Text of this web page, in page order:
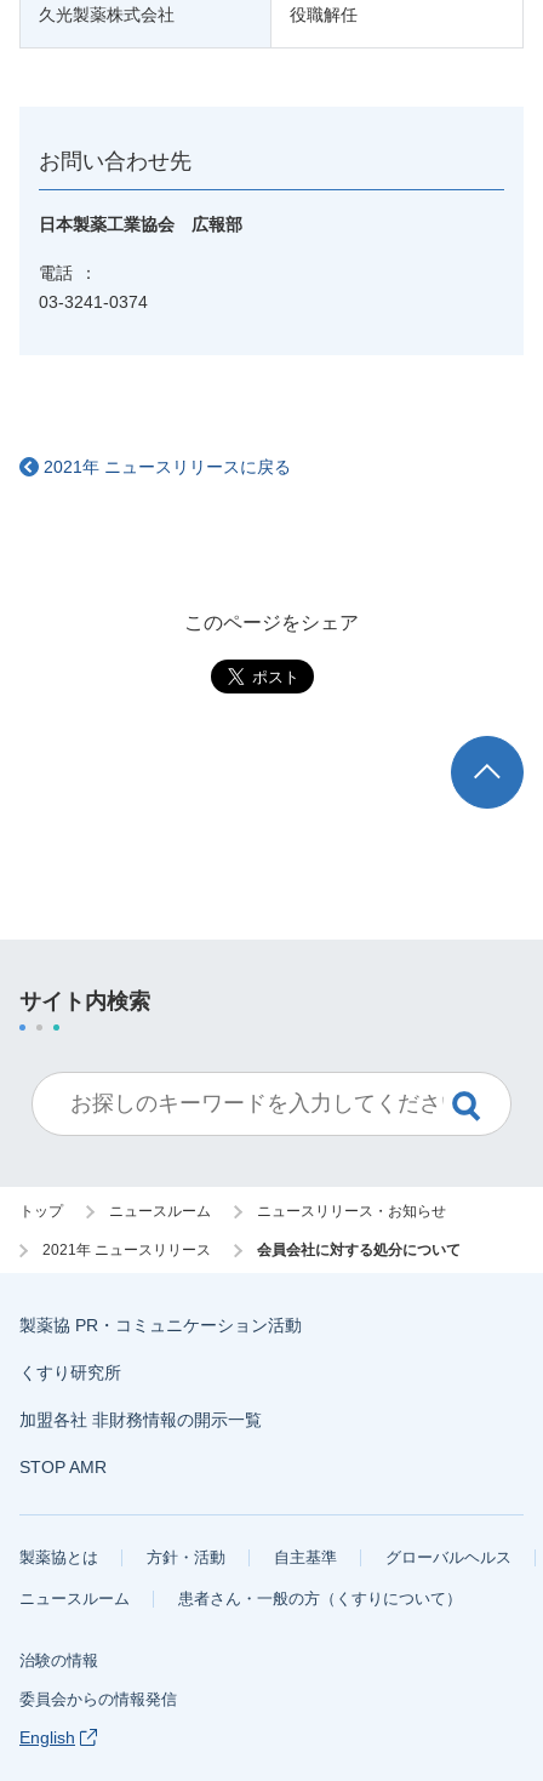
久光製薬株式会社 役職解任
お問い合わせ先
日本製薬工業協会 広報部
電話
03-3241-0374
2021年 ニュースリリースに戻る
このページをシェア
TOP
サイト内検索
トップ ニュースルーム ニュースリリース・お知らせ
2021年 ニュースリリース 会員会社に対する処分について
製薬協 PR・コミュニケーション活動
くすり研究所
加盟各社 非財務情報の開示一覧
STOP AMR
製薬協とは 方針・活動 自主基準 グローバルヘルス
ニュースルーム 患者さん・一般の方（くすりについて）
治験の情報
委員会からの情報発信
English